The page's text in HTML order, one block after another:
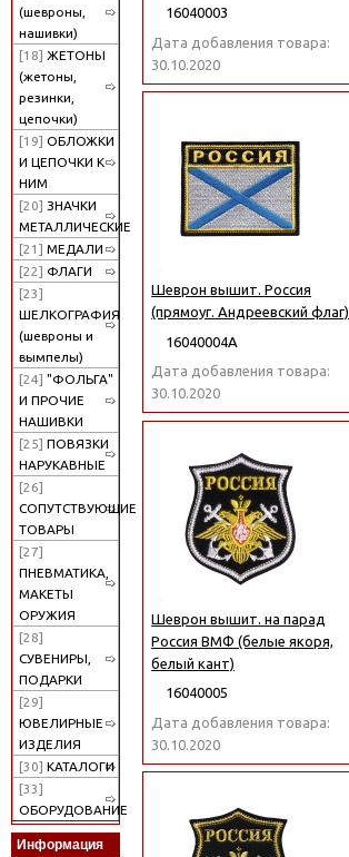
(шевроны,
нашивки)
[18] ЖЕТОНЫ
(жетоны,
резинки,
цепочки)
[19] ОБЛОЖКИ
И ЦЕПОЧКИ К
НИМ
[20] ЗНАЧКИ
МЕТАЛЛИЧЕСКИЕ
[21] МЕДАЛИ
[22] ФЛАГИ
[23]
ШЕЛКОГРАФИЯ
(шевроны и
вымпелы)
[24] "ФОЛЬГА"
И ПРОЧИЕ
НАШИВКИ
[25] ПОВЯЗКИ
НАРУКАВНЫЕ
[26]
СОПУТСТВУЮЩИЕ
ТОВАРЫ
[27]
ПНЕВМАТИКА,
МАКЕТЫ
ОРУЖИЯ
[28]
СУВЕНИРЫ,
ПОДАРКИ
[29]
ЮВЕЛИРНЫЕ
ИЗДЕЛИЯ
[30] КАТАЛОГИ
[33]
ОБОРУДОВАНИЕ
Информация
16040003
Дата добавления товара:
30.10.2020
Шеврон вышит. Россия
(прямоуг. Андреевский флаг)
16040004А
Дата добавления товара:
30.10.2020
Шеврон вышит. на парад
Россия ВМФ (белые якоря,
белый кант)
16040005
Дата добавления товара:
30.10.2020